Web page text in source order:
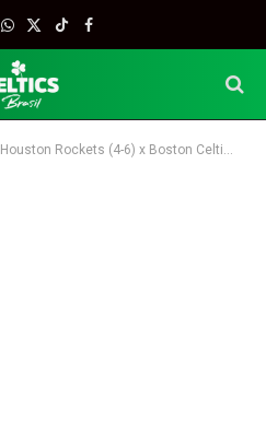
WhatsApp
X
TikTokFacebook
Rockets (4-6) x Boston Celtics (5-4)